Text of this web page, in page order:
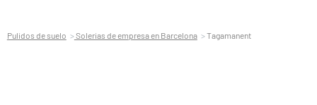
Pulidos de suelo Solerias de empresa en Barcelona Tagamanent